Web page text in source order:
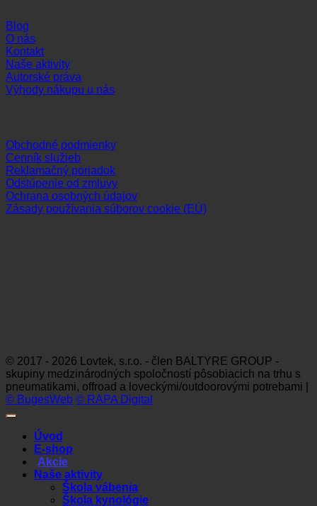
Blog
O nás
Kontakt
Naše aktivity
Autorské práva
Výhody nákupu u nás
Obchodné podmienky
Cenník služieb
Reklamačný poriadok
Odstúpenie od zmluvy
Ochrana osobných údajov
Zásady používania súborov cookie (EÚ)
© 2017 - 2026 Lovtek, s.r.o. - člen BALTYRE GROUP -
skupiny medzinárodných spoločností pôsobiacich na trhu s
pneumatikami, offroad a loveckými/outdoorovými potrebami |
© BugesWeb © RAPA Digital
Úvod
E-shop
Akcie
Naše aktivity
Škola vábenia
Škola kynológie